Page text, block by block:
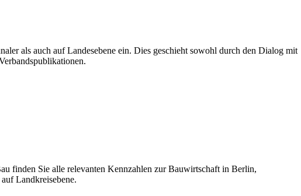
als auch auf Landesebene ein. Dies geschieht sowohl durch den Dialog mit
finden Sie alle relevanten Kennzahlen zur Bauwirtschaft in Berlin,
Landkreisebene.